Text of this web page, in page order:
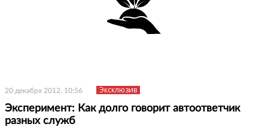
20 декабря 2012, 10:56 Эксклюзив
Эксперимент: Как долго говорит автоответчик
разных служб